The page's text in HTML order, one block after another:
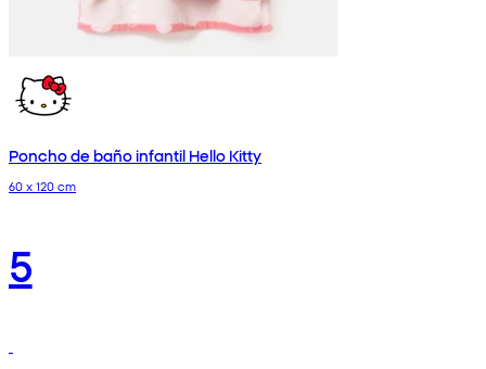
Poncho de baño infantil Hello Kitty
60 x 120 cm
5